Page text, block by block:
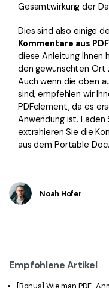
Gesamtwirkung der
Dies sind also einige
Kommentare aus
diese Anleitung Ihnen
den gewünschten Ort
Auch wenn die oben
sind, empfehlen wir
PDFelement, da es
Anwendung ist.
extrahieren Sie die
aus dem Portable
Noah Hofer
Empfohlene Artikel
[Bonus] Wie man PDF-